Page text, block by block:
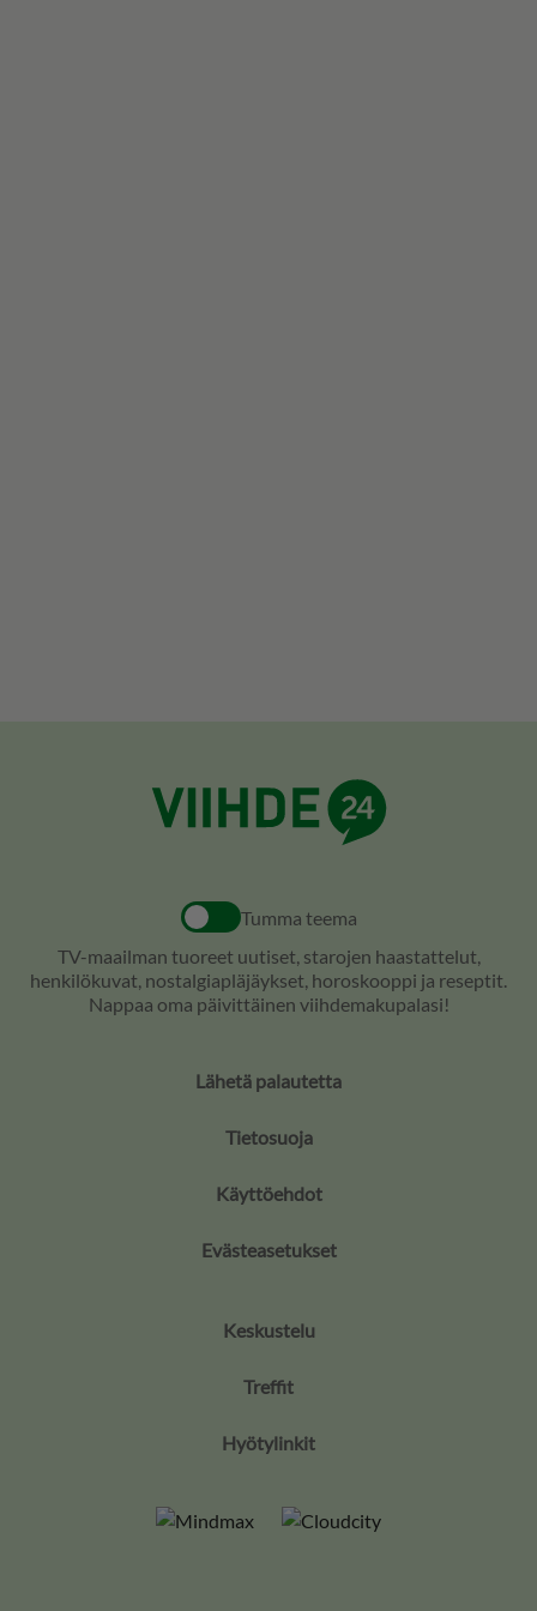
Tumma teema
TV-maailman tuoreet uutiset, starojen haastattelut,
henkilökuvat, nostalgiapläjäykset, horoskooppi ja reseptit.
Nappaa oma päivittäinen viihdemakupalasi!
Lähetä palautetta
Tietosuoja
Käyttöehdot
Evästeasetukset
Keskustelu
Treffit
Hyötylinkit